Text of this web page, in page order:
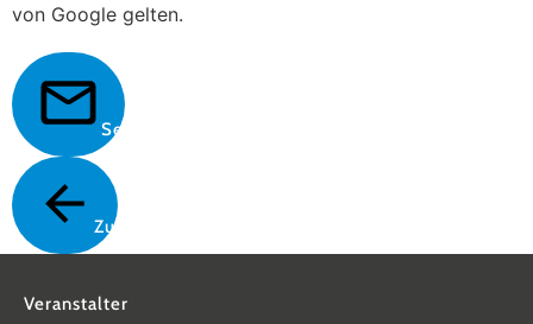
von Google gelten.
Senden
Zurück
Veranstalter